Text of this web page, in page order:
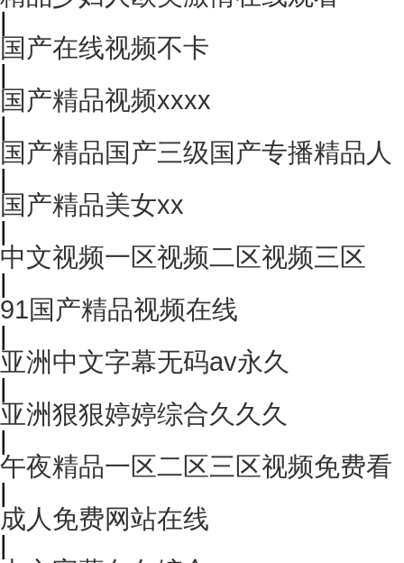
|
国产在线视频不卡
|
国产精品视频xxxx
|
国产精品国产三级国产专播精品人
|
国产精品美女xx
|
中文视频一区视频二区视频三区
|
91国产精品视频在线
|
亚洲中文字幕无码av永久
|
亚洲狠狠婷婷综合久久久
|
午夜精品一区二区三区视频免费看
|
成人免费网站在线
|